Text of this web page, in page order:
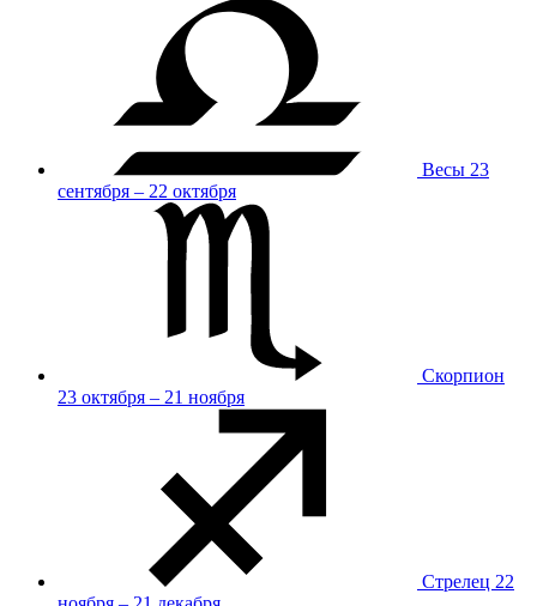
Весы 23
сентября – 22 октября
Скорпион
23 октября – 21 ноября
Стрелец 22